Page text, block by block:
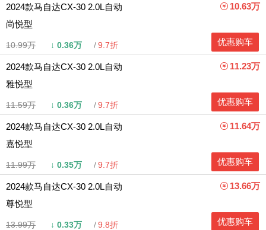
2024款马自达CX-30 2.0L自动
尚悦型
10.99万 ↓ 0.36万 9.7折
10.63万
优惠购车
2024款马自达CX-30 2.0L自动
雅悦型
11.59万 ↓ 0.36万 9.7折
11.23万
优惠购车
2024款马自达CX-30 2.0L自动
嘉悦型
11.99万 ↓ 0.35万 9.7折
11.64万
优惠购车
2024款马自达CX-30 2.0L自动
尊悦型
13.99万 ↓ 0.33万 9.8折
13.66万
优惠购车